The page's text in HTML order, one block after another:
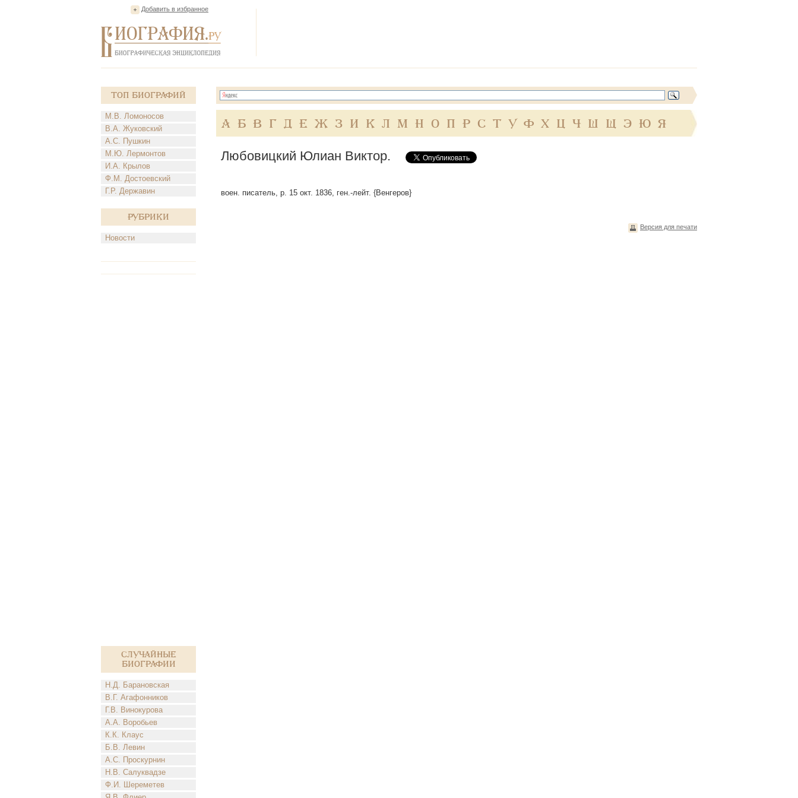
Добавить в избранное
Топ Биографий
М.В. Ломоносов
В.А. Жуковский
А.С. Пушкин
М.Ю. Лермонтов
И.А. Крылов
Ф.М. Достоевский
Г.Р. Державин
Рубрики
Новости
Случайные
биографии
Н.Д. Барановская
В.Г. Агафонников
Г.В. Винокурова
А.А. Воробьев
К.К. Клаус
Б.В. Левин
А.С. Проскурнин
Н.В. Салуквадзе
Ф.И. Шереметев
А Б В Г Д Е Ж З И К Л М Н О П Р С Т У Ф Х Ц Ч Ш Щ Э Ю Я
Любовицкий Юлиан Виктор.
воен. писатель, р. 15 окт. 1836, ген.-лейт. {Венгеров}
Версия для печати